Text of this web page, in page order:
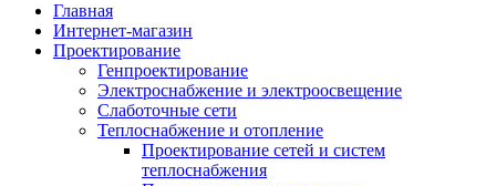
Главная
Интернет-магазин
Проектирование
Генпроектирование
Электроснабжение и электроосвещение
Слаботочные сети
Теплоснабжение и отопление
Проектирование сетей и систем
теплоснабжения